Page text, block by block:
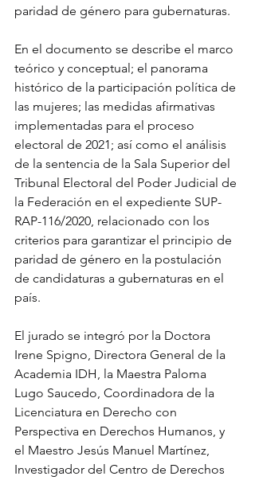
paridad de género para gubernaturas.
En el documento se describe el marco
teórico y conceptual; el panorama
histórico de la participación política de
las mujeres; las medidas afirmativas
implementadas para el proceso
electoral de 2021; así como el análisis
de la sentencia de la Sala Superior del
Tribunal Electoral del Poder Judicial de
la Federación en el expediente SUP-
RAP-116/2020, relacionado con los
criterios para garantizar el principio de
paridad de género en la postulación
de candidaturas a gubernaturas en el
país.
El jurado se integró por la Doctora
Irene Spigno, Directora General de la
Academia IDH, la Maestra Paloma
Lugo Saucedo, Coordinadora de la
Licenciatura en Derecho con
Perspectiva en Derechos Humanos, y
el Maestro Jesús Manuel Martínez,
Investigador del Centro de Derechos